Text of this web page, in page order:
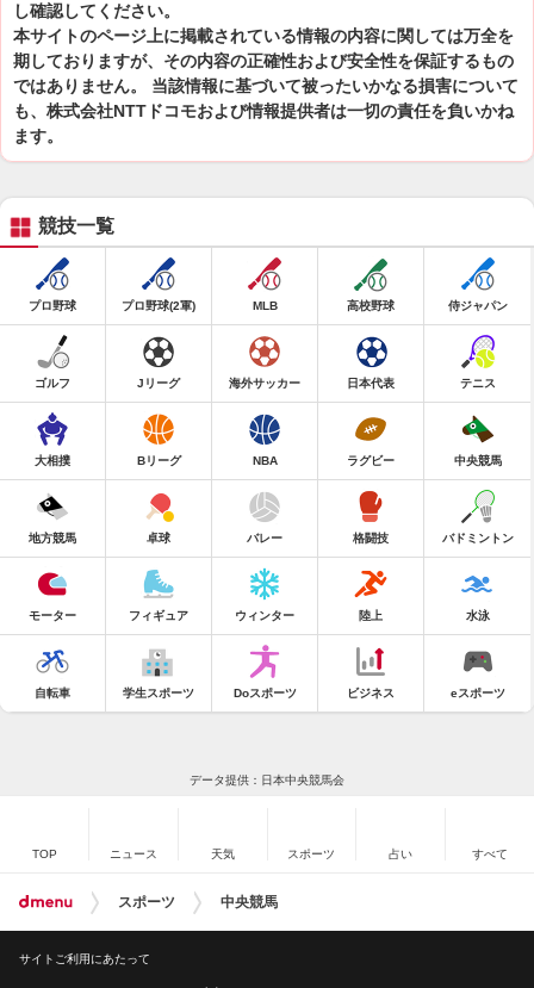
し確認してください。
本サイトのページ上に掲載されている情報の内容に関しては万全を
期しておりますが、その内容の正確性および安全性を保証するもの
ではありません。 当該情報に基づいて被ったいかなる損害について
も、株式会社NTTドコモおよび情報提供者は一切の責任を負いかね
ます。
競技一覧
プロ野球 プロ野球(2軍) MLB 高校野球 侍ジャパン
ゴルフ Jリーグ 海外サッカー 日本代表 テニス
大相撲 Bリーグ NBA ラグビー 中央競馬
地方競馬 卓球 バレー 格闘技 バドミントン
モーター フィギュア ウィンター 陸上 水泳
自転車 学生スポーツ Doスポーツ ビジネス eスポーツ
データ提供：日本中央競馬会
TOP ニュース 天気 スポーツ 占い すべて
スポーツ 中央競馬
サイトご利用にあたって